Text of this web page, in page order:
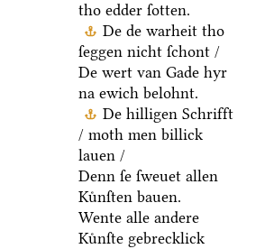
tho edder ſotten.
De de warheit tho
ſeggen nicht ſchont /
De wert van Gade hyr
na ewich belohnt.
De hilligen Schrifft
/ moth men billick
lauen /
Denn ſe ſweuet allen
Kuͤnſten bauen.
Wente alle andere
Kuͤnſte gebrecklick